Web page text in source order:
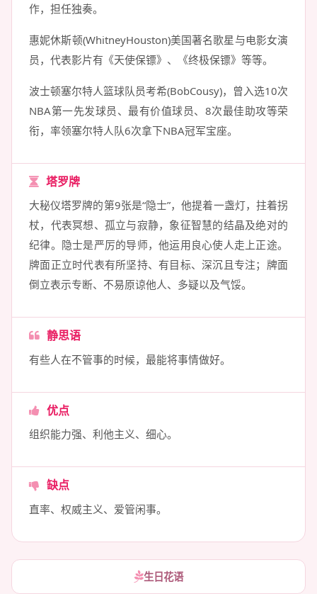
作，担任独奏。
惠妮休斯顿(WhitneyHouston)美国著名歌星与电影女演
员，代表影片有《天使保镖》、《终极保镖》等等。
波士顿塞尔特人篮球队员考希(BobCousy)，曾入选10次
NBA第一先发球员、最有价值球员、8次最佳助攻等荣
衔，率领塞尔特人队6次拿下NBA冠军宝座。
塔罗牌
大秘仪塔罗牌的第9张是“隐士”，他提着一盏灯，拄着拐
杖，代表冥想、孤立与寂静，象征智慧的结晶及绝对的
纪律。隐士是严厉的导师，他运用良心使人走上正途。
牌面正立时代表有所坚持、有目标、深沉且专注；牌面
倒立表示专断、不易原谅他人、多疑以及气馁。
静思语
有些人在不管事的时候，最能将事情做好。
优点
组织能力强、利他主义、细心。
缺点
直率、权威主义、爱管闲事。
生日花语